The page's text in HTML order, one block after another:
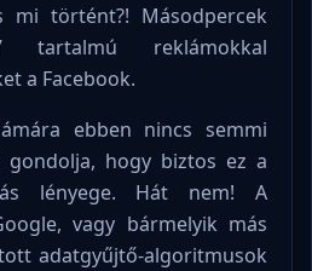
mi történt?! Másodpercek
tartalmú reklámokkal
a Facebook.
ebben nincs semmi
gondolja, hogy biztos ez a
lényege. Hát nem! A
vagy bármelyik más
adatgyűjtő-algoritmusok